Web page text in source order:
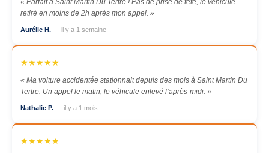
« Parfait à Saint Martin Du Tertre ! Pas de prise de tête, le véhicule
retiré en moins de 2h après mon appel. »
Aurélie H. — il y a 1 semaine
★★★★★
« Ma voiture accidentée stationnait depuis des mois à Saint Martin Du
Tertre. Un appel le matin, le véhicule enlevé l’après-midi. »
Nathalie P. — il y a 1 mois
★★★★★